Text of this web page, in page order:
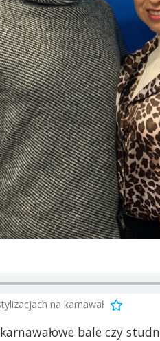
na karnawał
bale czy